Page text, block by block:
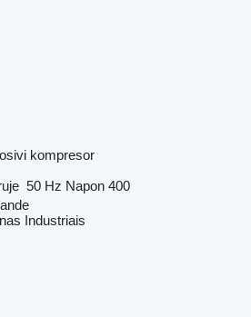
kompresor
50 Hz Napon 400
Industriais